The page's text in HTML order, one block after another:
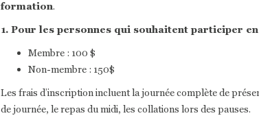
formation.
1. Pour les personnes qui souhaitent participer
Membre : 100 $
Non-membre : 150$
Les frais d’inscription incluent la journée complète de
de journée, le repas du midi, les collations lors des pauses.